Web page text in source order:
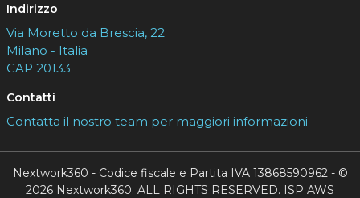
Indirizzo
Via Moretto da Brescia, 22
Milano - Italia
CAP 20133
Contatti
Contatta il nostro team per maggiori informazioni
Nextwork360 - Codice fiscale e Partita IVA 13868590962 - ©
2026 Nextwork360. ALL RIGHTS RESERVED. ISP AWS